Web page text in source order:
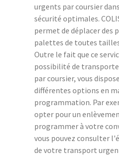
urgents par coursier
sécurité optimales.
permet de déplacer des
palettes de toutes
Outre le fait que ce
possibilité de
par coursier, vous
différentes options en
programmation. Par
opter pour un
programmer à votre
vous pouvez consulter
de votre transport